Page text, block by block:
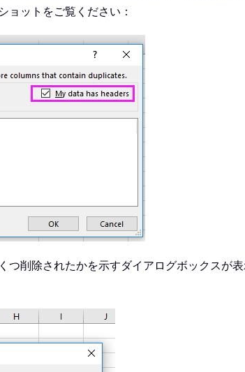
ョットをご覧ください：
つ削除されたかを示すダイアログボックスが